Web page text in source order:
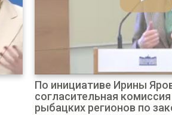
По инициативе Ирины
согласительная
рыбацких регионов по